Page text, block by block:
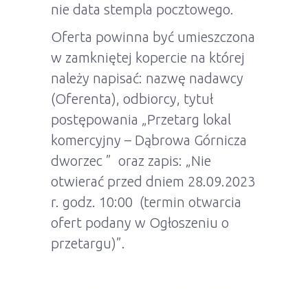
nie data stempla pocztowego.
Oferta powinna być umieszczona
w zamkniętej kopercie na której
należy napisać: nazwę nadawcy
(Oferenta), odbiorcy, tytuł
postępowania „Przetarg lokal
komercyjny – Dąbrowa Górnicza
dworzec ” oraz zapis: „Nie
otwierać przed dniem 28.09.2023
r. godz. 10:00 (termin otwarcia
ofert podany w Ogłoszeniu o
przetargu)”.